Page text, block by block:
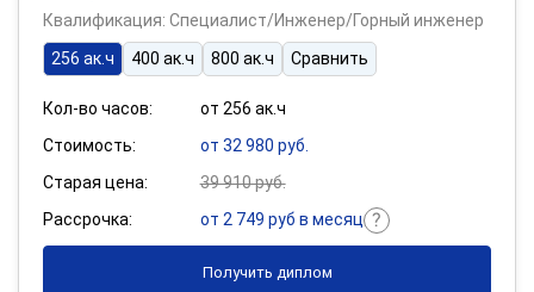
Квалификация: Специалист/Инженер/Горный инженер
256 ак.ч
400 ак.ч 800 ак.ч Сравнить
Кол-во часов:
от 256 ак.ч
Стоимость:
от 32 980 руб.
Старая цена:
39 910 руб.
Рассрочка:
от 2 749 руб в месяц
Получить диплом